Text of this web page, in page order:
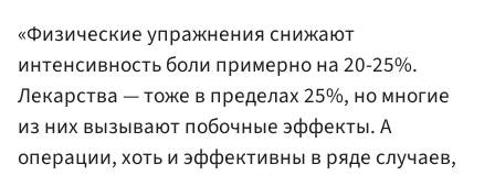
«Физические упражнения снижают
интенсивность боли примерно на 20-25%.
Лекарства — тоже в пределах 25%, но многие
из них вызывают побочные эффекты. А
операции, хоть и эффективны в ряде случаев,